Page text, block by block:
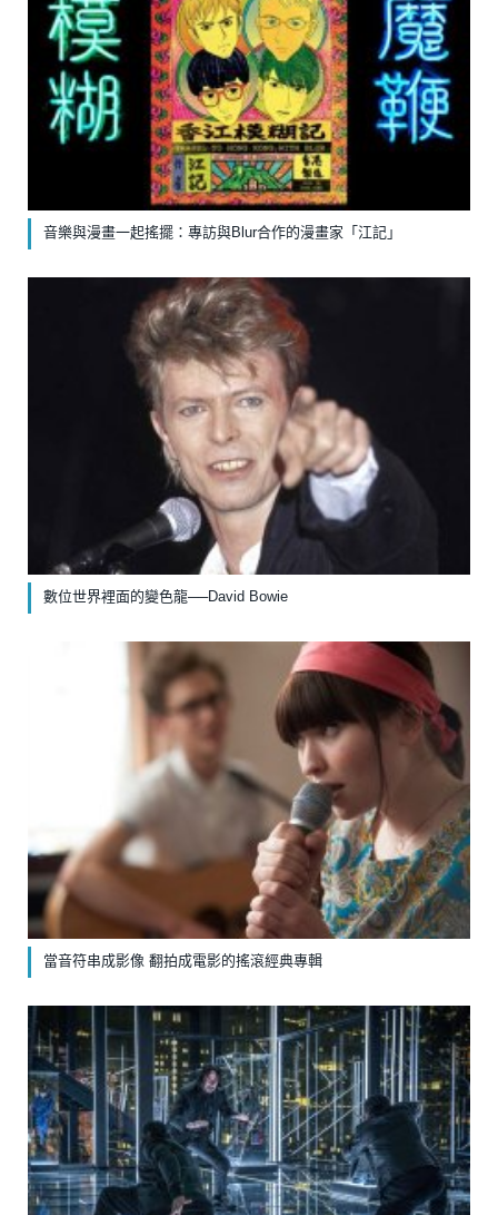
音樂與漫畫一起搖擺：專訪與Blur合作的漫畫家「江記」
數位世界裡面的變色龍──David Bowie
當音符串成影像 翻拍成電影的搖滾經典專輯